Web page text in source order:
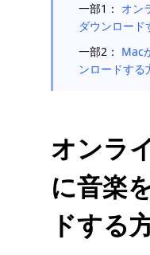
一部1： オン
ダウンロード
一部2： Mac
ンロードする
オンラ
に音楽
ドする